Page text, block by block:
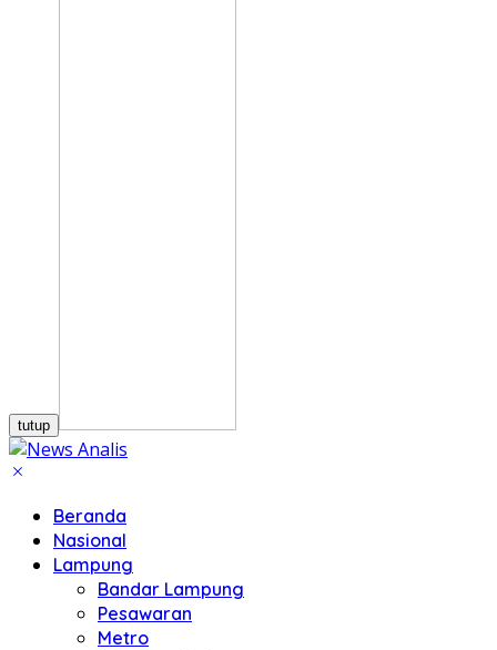
tutup
Beranda
Nasional
Lampung
Bandar Lampung
Pesawaran
Metro